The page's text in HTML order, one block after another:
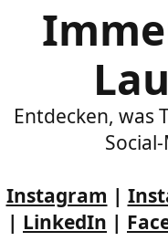
Entdecken, was
Instagram |
| LinkedIn |